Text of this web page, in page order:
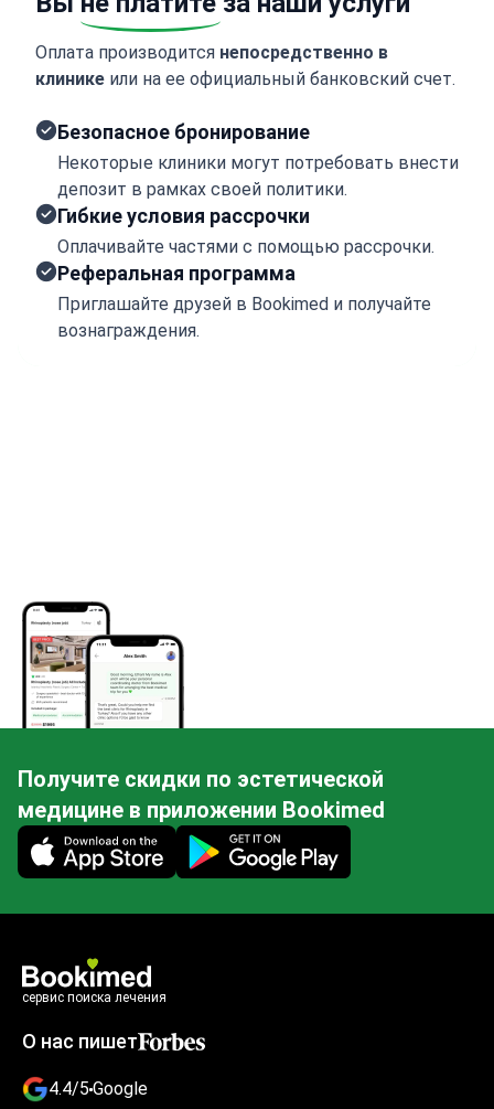
Оплата производится непосредственно в
клинике или на ее официальный банковский счет.
Безопасное бронирование
Некоторые клиники могут потребовать внести
депозит в рамках своей политики.
Гибкие условия рассрочки
Оплачивайте частями с помощью рассрочки.
Реферальная программа
Приглашайте друзей в Bookimed и получайте
вознаграждения.
Получите скидки по эстетической
медицине в приложении Bookimed
Mobile app illustration
сервис поиска лечения
О нас пишет
4.4/5 Google